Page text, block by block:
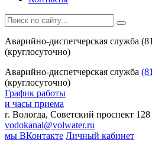
Аварийно-диспетчерская служба
(круглосуточно)
Аварийно-диспетчерская служба
(круглосуточно)
График работы
и часы приема
г. Вологда, Советский проспект 128
vodokanal@volwater.ru
мы ВКонтакте Личный кабинет